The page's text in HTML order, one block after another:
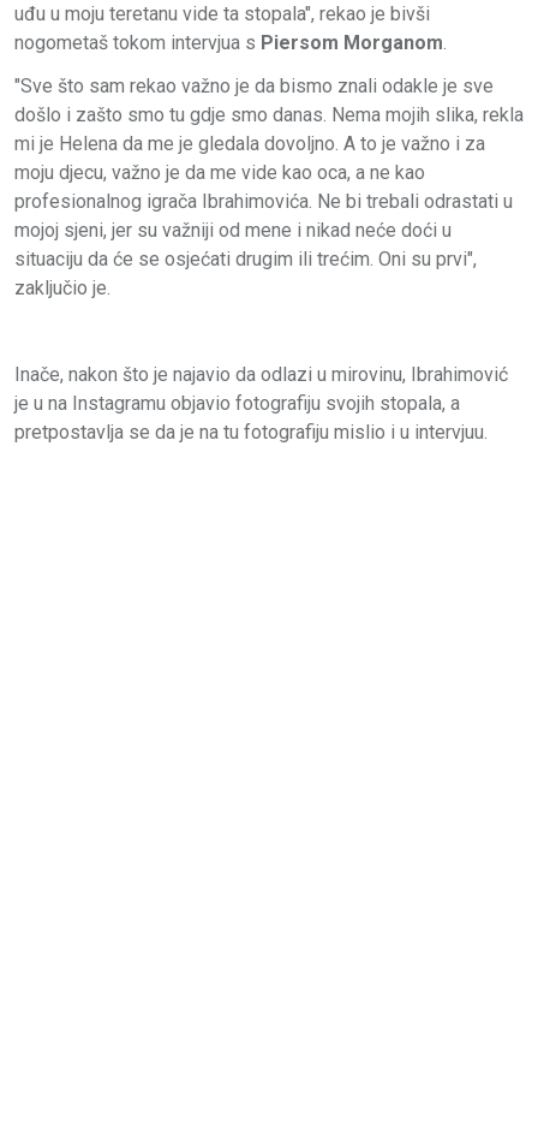
uđu u moju teretanu vide ta stopala", rekao je bivši
nogometaš tokom intervjua s Piersom Morganom
"Sve što sam rekao važno je da bismo znali odakle je sve
došlo i zašto smo tu gdje smo danas. Nema mojih slika, rekla
mi je Helena da me je gledala dovoljno. A to je važno i za
moju djecu, važno je da me vide kao oca, a ne kao
profesionalnog igrača Ibrahimovića. Ne bi trebali odrastati u
mojoj sjeni, jer su važniji od mene i nikad neće doći u
situaciju da će se osjećati drugim ili trećim. Oni su prvi",
zaključio je.
Inače, nakon što je najavio da odlazi u mirovinu, Ibrahimović
je u na Instagramu objavio fotografiju svojih stopala, a
pretpostavlja se da je na tu fotografiju mislio i u intervjuu.